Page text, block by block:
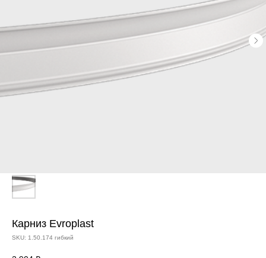
Карниз Evroplast
SKU: 1.50.174 гибкий